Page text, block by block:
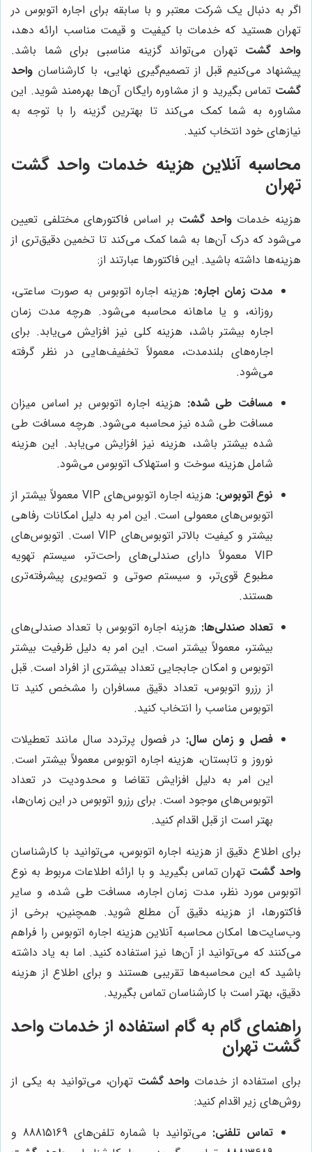
اگر به دنبال یک شرکت معتبر و با سابقه برای اجاره اتوبوس در
تهران هستید که خدمات با کیفیت و قیمت مناسب ارائه دهد،
واحد گشت تهران می‌تواند گزینه مناسبی برای شما باشد.
پیشنهاد می‌کنیم قبل از تصمیم‌گیری نهایی، با کارشناسان واحد
گشت تماس بگیرید و از مشاوره رایگان آن‌ها بهره‌مند شوید. این
مشاوره به شما کمک می‌کند تا بهترین گزینه را با توجه به
نیازهای خود انتخاب کنید.
محاسبه آنلاین هزینه خدمات واحد گشت
تهران
هزینه خدماتواحد گشت بر اساس فاکتورهای مختلفی تعیین
می‌شود که درک آن‌ها به شما کمک می‌کند تا تخمین دقیق‌تری از
هزینه‌ها داشته باشید. این فاکتورها عبارتند از:
مدت زمان اجاره: هزینه اجاره اتوبوس به صورت ساعتی،
روزانه، و یا ماهانه محاسبه می‌شود. هرچه مدت زمان
اجاره بیشتر باشد، هزینه کلی نیز افزایش می‌یابد. برای
اجاره‌های بلندمدت، معمولاً تخفیف‌هایی در نظر گرفته
می‌شود.
مسافت طی شده: هزینه اجاره اتوبوس بر اساس میزان
مسافت طی شده نیز محاسبه می‌شود. هرچه مسافت طی
شده بیشتر باشد، هزینه نیز افزایش می‌یابد. این هزینه
شامل هزینه سوخت و استهلاک اتوبوس می‌شود.
نوع اتوبوس:
هزینه اجاره اتوبوس‌های VIP معمولاً بیشتر از
اتوبوس‌های معمولی است. این امر به دلیل امکانات رفاهی
بیشتر و کیفیت بالاتر اتوبوس‌های VIP است. اتوبوس‌های
VIP معمولاً دارای صندلی‌های راحت‌تر، سیستم تهویه
مطبوع قوی‌تر، و سیستم صوتی و تصویری پیشرفته‌تری
هستند.
تعداد صندلی‌ها: هزینه اجاره اتوبوس با تعداد صندلی‌های
بیشتر، معمولاً بیشتر است. این امر به دلیل ظرفیت بیشتر
اتوبوس و امکان جابجایی تعداد بیشتری از افراد است. قبل
از رزرو اتوبوس، تعداد دقیق مسافران را مشخص کنید تا
اتوبوس مناسب را انتخاب کنید.
فصل و زمان سال: در فصول پرتردد سال مانند تعطیلات
نوروز و تابستان، هزینه اجاره اتوبوس معمولاً بیشتر است.
این امر به دلیل افزایش تقاضا و محدودیت در تعداد
اتوبوس‌های موجود است. برای رزرو اتوبوس در این زمان‌ها،
بهتر است از قبل اقدام کنید.
برای اطلاع دقیق از هزینه اجاره اتوبوس، می‌توانید با کارشناسان
واحد گشت تهران تماس بگیرید و با ارائه اطلاعات مربوط به نوع
اتوبوس مورد نظر، مدت زمان اجاره، مسافت طی شده، و سایر
فاکتورها، از هزینه دقیق آن مطلع شوید. همچنین، برخی از
وب‌سایت‌ها امکان محاسبه آنلاین هزینه اجاره اتوبوس را فراهم
می‌کنند که می‌توانید از آن‌ها نیز استفاده کنید. اما به یاد داشته
باشید که این محاسبه‌ها تقریبی هستند و برای اطلاع از هزینه
دقیق، بهتر است با کارشناسان تماس بگیرید.
راهنمای گام به گام استفاده از خدمات واحد
گشت تهران
برای استفاده از خدمات واحد گشت تهران، می‌توانید به یکی از
روش‌های زیر اقدام کنید:
تماس تلفنی:
می‌توانید با شماره تلفن‌های 88815169 و